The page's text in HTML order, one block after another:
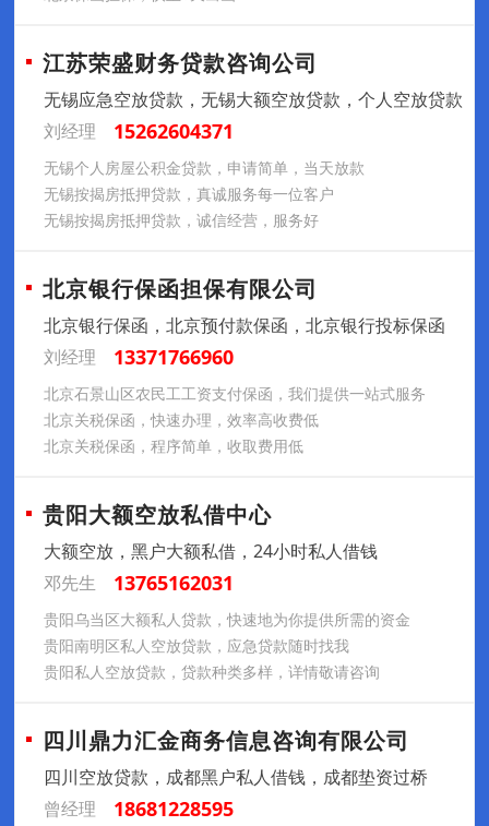
江苏荣盛财务贷款咨询公司
无锡应急空放贷款，无锡大额空放贷款，个人空放贷款
刘经理
15262604371
无锡个人房屋公积金贷款，申请简单，当天放款
无锡按揭房抵押贷款，真诚服务每一位客户
无锡按揭房抵押贷款，诚信经营，服务好
北京银行保函担保有限公司
北京银行保函，北京预付款保函，北京银行投标保函
刘经理
13371766960
北京石景山区农民工工资支付保函，我们提供一站式服务
北京关税保函，快速办理，效率高收费低
北京关税保函，程序简单，收取费用低
贵阳大额空放私借中心
大额空放，黑户大额私借，24小时私人借钱
邓先生
13765162031
贵阳乌当区大额私人贷款，快速地为你提供所需的资金
贵阳南明区私人空放贷款，应急贷款随时找我
贵阳私人空放贷款，贷款种类多样，详情敬请咨询
四川鼎力汇金商务信息咨询有限公司
四川空放贷款，成都黑户私人借钱，成都垫资过桥
曾经理
18681228595